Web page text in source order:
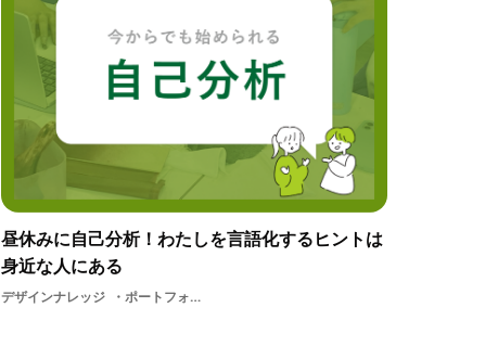
昼休みに自己分析！わたしを言語化するヒントは
身近な人にある
デザインナレッジ ポートフォリオ自己分析